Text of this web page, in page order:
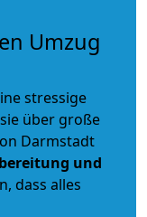
Umzug
stressige
über große
Darmstadt
und
dass alles